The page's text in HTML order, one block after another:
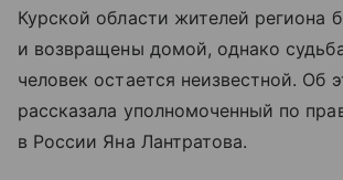
Курской области жителей региона
и возвращены домой, однако
человек остается неизвестной. Об
рассказала уполномоченный по
в России Яна Лантратова.